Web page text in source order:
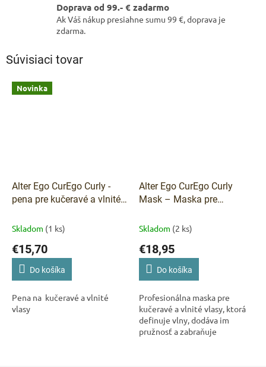
Doprava od 99.- € zadarmo
Ak Váš nákup presiahne sumu 99 €, doprava je
zdarma.
Súvisiaci tovar
Novinka
Alter Ego CurEgo Curly -
pena pre kučeravé a vlnité
Skladom (1 ks)
€15,70
Do košíka
Pena na kučeravé a vlnité
vlasy
Alter Ego CurEgo Curly
Mask – Maska pre
ml
Skladom (2 ks)
€18,95
Do košíka
Profesionálna maska pre
kučeravé a vlnité vlasy, ktorá
definuje vlny, dodáva im
pružnosť a zabraňuje